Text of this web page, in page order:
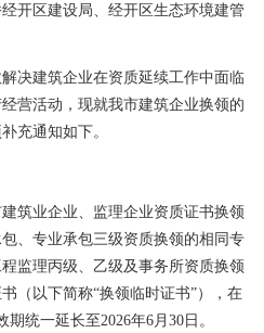
开区建设局、经开区生态环境建管
决建筑企业在资质延续工作中面临
营活动，现就我市建筑企业换领的
充通知如下。
筑业企业、监理企业资质证书换领
、专业承包三级资质换领的相同专
监理丙级、乙级及事务所资质换领
（以下简称“换领临时证书”），在
统一延长至2026年6月30日。